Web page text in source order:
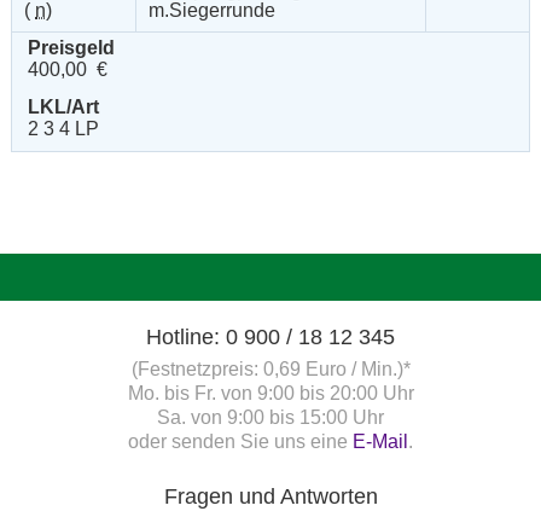
( n)
m.Siegerrunde
Preisgeld
400,00 €
LKL/Art
2 3 4 LP
Hotline: 0 900 / 18 12 345
(Festnetzpreis: 0,69 Euro / Min.)*
Mo. bis Fr. von 9:00 bis 20:00 Uhr
Sa. von 9:00 bis 15:00 Uhr
oder senden Sie uns eine E-Mail .
Fragen und Antworten